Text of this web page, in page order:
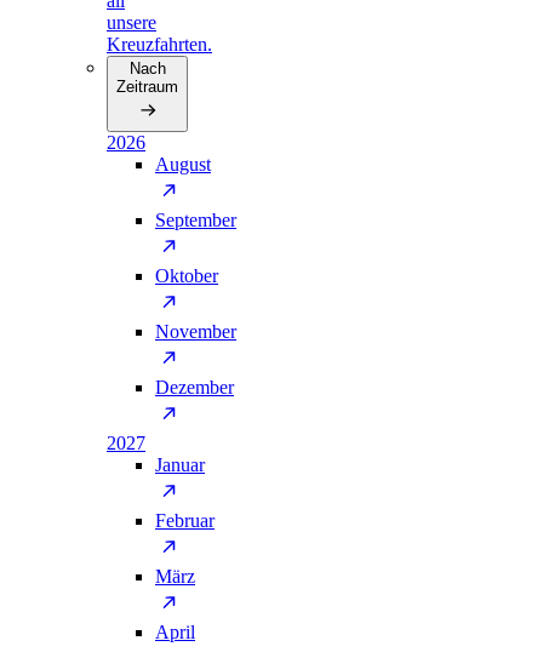
unsere
Kreuzfahrten.
Nach
Zeitraum
2026
August
September
Oktober
November
Dezember
2027
Januar
Februar
März
April